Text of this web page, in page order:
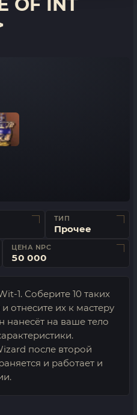
OF INT
ТИП
Прочее
ЦЕНА NPC
50 000
1. Соберите 10 таких
отнесите их к мастеру
на ваше тело
после второй
и работает и